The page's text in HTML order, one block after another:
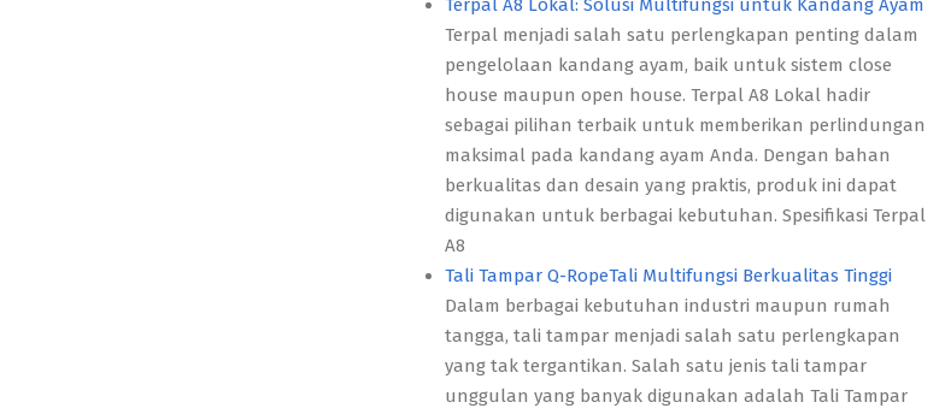
Terpal A8 Lokal: Solusi Multifungsi untuk Kandang Ayam
Terpal menjadi salah satu perlengkapan penting dalam
pengelolaan kandang ayam, baik untuk sistem close
house maupun open house. Terpal A8 Lokal hadir
sebagai pilihan terbaik untuk memberikan perlindungan
maksimal pada kandang ayam Anda. Dengan bahan
berkualitas dan desain yang praktis, produk ini dapat
digunakan untuk berbagai kebutuhan. Spesifikasi Terpal
A8
Tali Tampar Q-RopeTali Multifungsi Berkualitas Tinggi
Dalam berbagai kebutuhan industri maupun rumah
tangga, tali tampar menjadi salah satu perlengkapan
yang tak tergantikan. Salah satu jenis tali tampar
unggulan yang banyak digunakan adalah Tali Tampar